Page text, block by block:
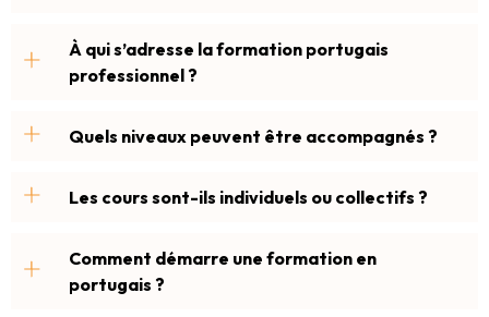
À qui s’adresse la formation portugais
professionnel ?
Quels niveaux peuvent être accompagnés ?
Les cours sont-ils individuels ou collectifs ?
Comment démarre une formation en
portugais ?